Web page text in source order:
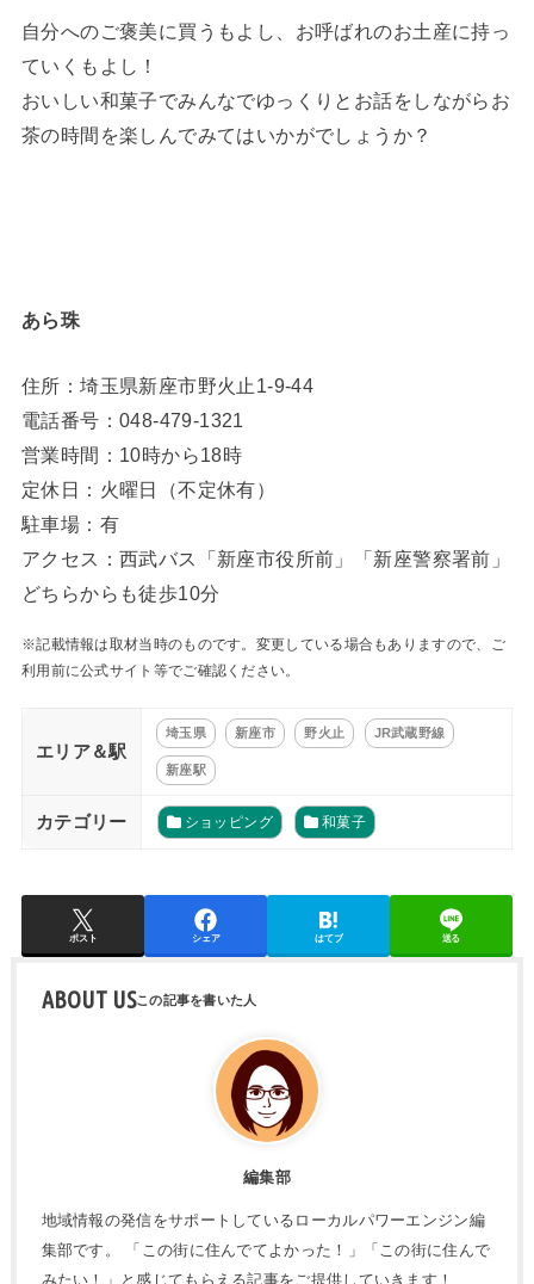
自分へのご褒美に買うもよし、お呼ばれのお土産に持っ
ていくもよし！
おいしい和菓子でみんなでゆっくりとお話をしながらお
茶の時間を楽しんでみてはいかがでしょうか？
あら珠
住所：埼玉県新座市野火止1-9-44
電話番号：048-479-1321
営業時間：10時から18時
定休日：火曜日（不定休有）
駐車場：有
アクセス：西武バス「新座市役所前」「新座警察署前」
どちらからも徒歩10分
※記載情報は取材当時のものです。変更している場合もありますので、ご
利用前に公式サイト等でご確認ください。
エリア＆駅
埼玉県 新座市 野火止 JR武蔵野線
新座駅
カテゴリー ショッピング 和菓子
ポスト シェア はてブ 送る
ABOUT US
編集部
地域情報の発信をサポートしているローカルパワーエンジン編
集部です。 「この街に住んでてよかった！」「この街に住んで
みたい！」と感じてもらえる記事をご提供していきます！